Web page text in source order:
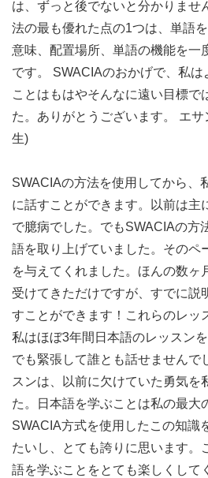
どうし
なに学べるんですか。
動詞がわかれば語学がわかると言
い動詞の活用を迅速に覚えるのを
日本語を勉強する人の重荷を減ら
までのような何百何千も動詞をひ
料金
できるのですか。
SWACIA
Multi-
National
Alpha
Japanese
Institute
60時間
(会話)✓
60時間
(かな、
漢字)✓
420 時間
は、ずっと後でないと分かりませ
法の最も優れた点の1つは、単語
意味、配置場所、単語の機能を一
です。 SWACIAのおかげで、私
ことはもはやそんなに遠い目標で
た。ありがとうございます。 エ
生)
SWACIAの方法を使用してから、
に話すことができます。以前は主
で臆病でした。でもSWACIAの方
語を取り上げていました。そのペ
を与えてくれました。ほんの数ヶ
受けてきただけですが、すでに説
すことができます！これらのレッ
私はほぼ3年間日本語のレッスン
でも緊張して誰とも話せませんで
スンは、以前に欠けていた勇気を
た。日本語を学ぶことは私の最大
SWACIA方式を使用したこの知識
たいし、とても誇りに思います。
語を学ぶことをとても楽しくして